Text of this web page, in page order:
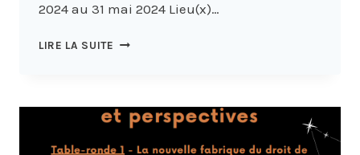
2024 au 31 mai 2024 Lieu(x)…
LIRE LA SUITE COLLOQUE
SFDI
2024
« SPORT